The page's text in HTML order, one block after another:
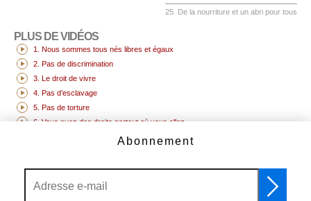
25. De la nourriture et un abri pour tous
PLUS DE VIDÉOS
1. Nous sommes tous nés libres et égaux
2. Pas de discrimination
3. Le droit de vivre
4. Pas d’esclavage
5. Pas de torture
6. Vous avez des droits partout où vous allez
7. Nous sommes tous égaux devant la loi
10. Le droit d’être jugé
Abonnement